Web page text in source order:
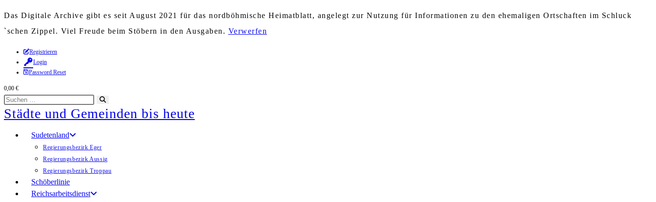
Das Digitale Archive gibt es seit August 2021 für das nordböhmische Heimatblatt, angelegt zur Nutzung für Informationen zu den ehemaligen Ortschaften im Schluck
`schen Zippel. Viel Freude beim Stöbern in den Ausgaben. Verwerfen
Zum
Inhalt
springen
Registrieren
Login
Password Reset
0,00 €
Diese
Website
durchsuchen
starten
Städte und Gemeinden bis heute
Sudetenland
Regierungsbezirk Eger
Regierungsbezirk Aussig
Regierungsbezirk Troppau
Schöberlinie
Reichsarbeitsdienst